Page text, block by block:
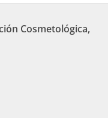
Cosmetológica,